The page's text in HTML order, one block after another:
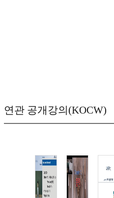
연관 공개강의(KOCW)